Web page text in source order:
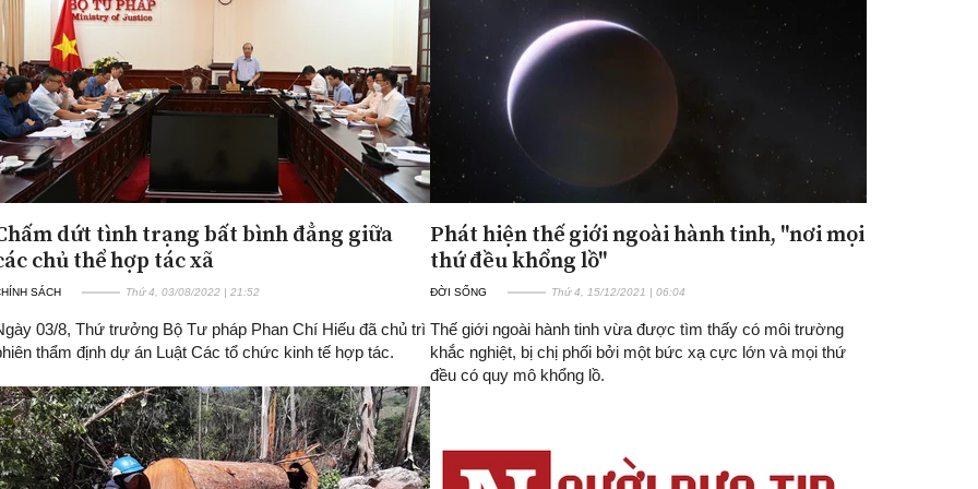
dứt tình trạng bất bình đẳng giữa
chủ thể hợp tác xã
SÁCH Thứ 4, 03/08/2022 | 21:52
03/8, Thứ trưởng Bộ Tư pháp Phan Chí Hiếu đã chủ trì
thẩm định dự án Luật Các tổ chức kinh tế hợp tác.
Phát hiện thế giới ngoài hành tinh, "nơi mọi
thứ đều khổng lồ"
ĐỜI SỐNG Thứ 4, 15/12/2021 | 06:04
Thế giới ngoài hành tinh vừa được tìm thấy có môi trường
khắc nghiệt, bị chị phối bởi một bức xạ cực lớn và mọi thứ
đều có quy mô khổng lồ.